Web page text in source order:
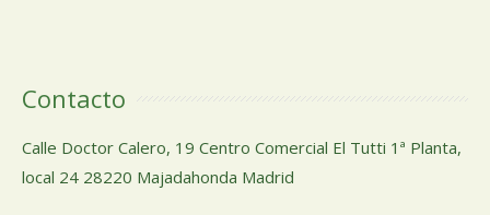
Contacto
Calle Doctor Calero, 19 Centro Comercial El Tutti 1ª Planta,
local 24 28220 Majadahonda Madrid